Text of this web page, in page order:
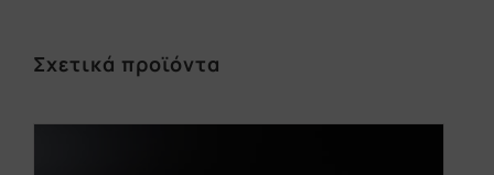
Σχετικά προϊόντα